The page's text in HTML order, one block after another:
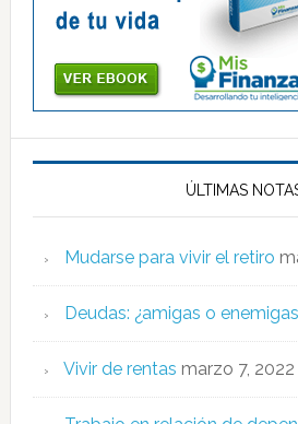
ÚLTIMAS
Mudarse para vivir el retiro
Deudas: ¿amigas o
Vivir de rentas marzo 7, 2022